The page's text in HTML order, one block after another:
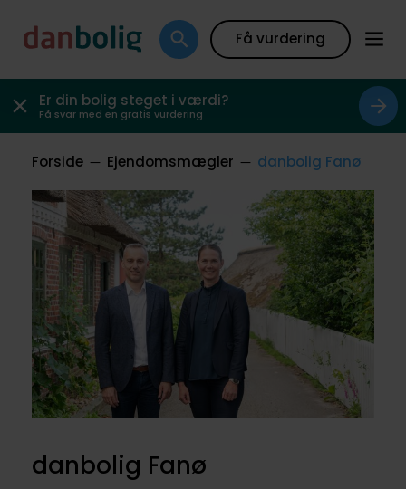
Få vurdering
Er din bolig steget i værdi?
Få svar med en gratis vurdering
Forside Ejendomsmægler danbolig Fanø
danbolig Fanø